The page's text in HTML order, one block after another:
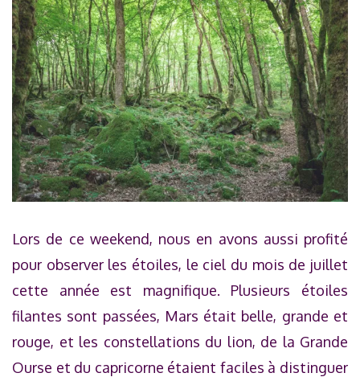
Lors de ce weekend, nous en avons aussi profité
pour observer les étoiles, le ciel du mois de juillet
cette année est magnifique. Plusieurs étoiles
filantes sont passées, Mars était belle, grande et
rouge, et les constellations du lion, de la Grande
Ourse et du capricorne étaient faciles à distinguer